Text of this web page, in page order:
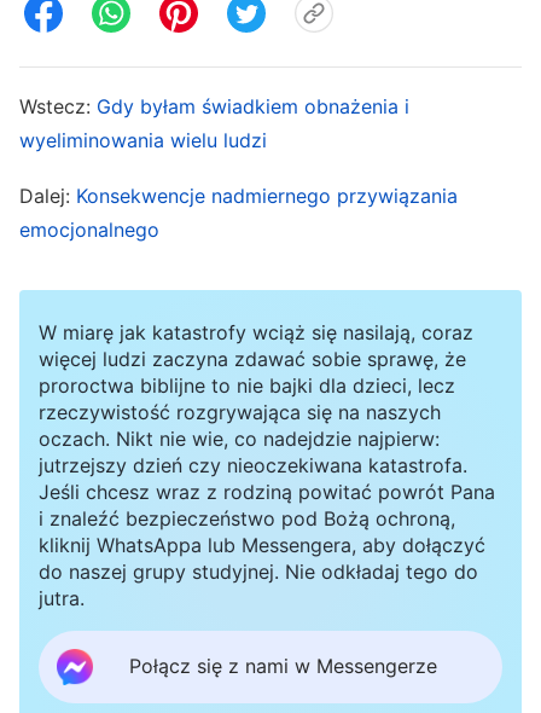
sobie trudu, by na to zważać. Dzieje się tak
głos, który ciągle im powtarza: »Bóg jest
niewidzialny i nie można go dotknąć, Bóg nie
rodzaju Boga nie byłaby warta ich starań i że
próbując to zrobić, oszukiwaliby samych siebie.
Wierzą, że okazują wielką mądrość, wyznając
Boga jedynie w słowach, a przy tym nie
zajmując żadnego rzeczywistego stanowiska
ani nie angażując się w żadne rzeczywiste
działania. Jak Bóg patrzy na tych ludzi?
Postrzega ich jako niewierzących”(Jak poznać
Boże usposobienie i efekty, jakie osiągnie Jego dzieło,
w: Słowo, t. 2, O poznaniu Boga). Dzięki lekturze
słów Bożych zdałam sobie sprawę, że ludzie
niewierzący jedynie werbalnie uznają wiarę w
Boga, ale w ogóle nie praktykują prawdy. Mają
Wstecz: Gdy byłam świadkiem obnażenia i
wyeliminowania wielu ludzi
Dalej: Konsekwencje nadmiernego przywiązania
emocjonalnego
W miarę jak katastrofy wciąż się nasilają, coraz
więcej ludzi zaczyna zdawać sobie sprawę, że
proroctwa biblijne to nie bajki dla dzieci, lecz
rzeczywistość rozgrywająca się na naszych
oczach. Nikt nie wie, co nadejdzie najpierw:
jutrzejszy dzień czy nieoczekiwana katastrofa.
Jeśli chcesz wraz z rodziną powitać powrót Pana
i znaleźć bezpieczeństwo pod Bożą ochroną,
kliknij WhatsAppa lub Messengera, aby dołączyć
do naszej grupy studyjnej. Nie odkładaj tego do
jutra.
Połącz się z nami w Messengerze